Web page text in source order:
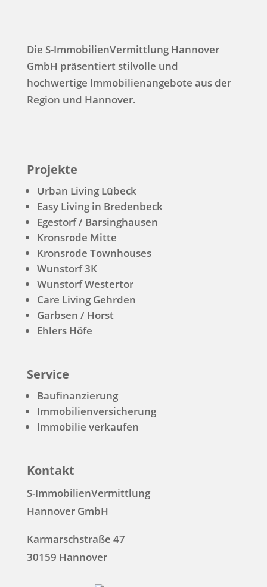
Die S-ImmobilienVermittlung Hannover
GmbH präsentiert stilvolle und
hochwertige Immo­bilien­angebote aus der
Region und Hannover.
Projekte
Urban Living Lübeck
Easy Living in Bredenbeck
Egestorf / Barsinghausen
Kronsrode Mitte
Kronsrode Townhouses
Wunstorf 3K
Wunstorf Westertor
Care Living Gehrden
Garbsen / Horst
Ehlers Höfe
Service
Baufinanzierung
Immobilienversicherung
Immobilie verkaufen
Kontakt
S-ImmobilienVermittlung
Hannover GmbH
Karmarschstraße 47
30159 Hannover